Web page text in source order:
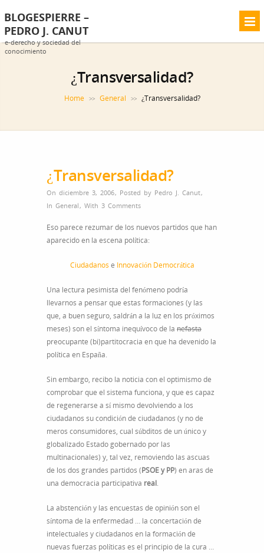
BLOGESPIERRE –
PEDRO J. CANUT
e-derecho y sociedad del
conocimiento
¿Transversalidad?
Home >> General >> ¿Transversalidad?
¿Transversalidad?
On diciembre 3, 2006, Posted by Pedro J. Canut,
In General, With 3 Comments
Eso parece rezumar de los nuevos partidos que han
aparecido en la escena política:
Ciudadanos e Innovación Democrática
Una lectura pesimista del fenómeno podría
llevarnos a pensar que estas formaciones (y las
que, a buen seguro, saldrán a la luz en los próximos
meses) son el síntoma inequívoco de la nefasta
preocupante (bi)partitocracia en que ha devenido la
política en España.
Sin embargo, recibo la noticia con el optimismo de
comprobar que el sistema funciona, y que es capaz
de regenerarse a sí mismo devolviendo a los
ciudadanos su condición de ciudadanos (y no de
meros consumidores, cual súbditos de un único y
globalizado Estado gobernado por las
multinacionales) y, tal vez, removiendo las ascuas
de los dos grandes partidos (PSOE y PP) en aras de
una democracia participativa real.
La abstención y las encuestas de opinión son el
síntoma de la enfermedad … la concertación de
intelectuales y ciudadanos en la formación de
nuevas fuerzas políticas es el principio de la cura …